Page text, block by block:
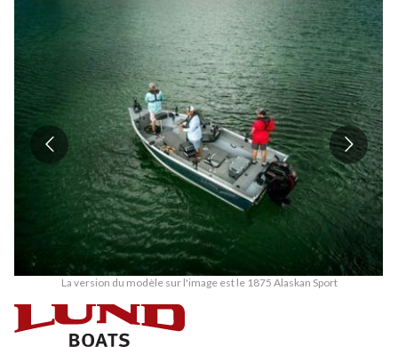
La version du modèle sur l'image est le 1875 Alaskan Sport